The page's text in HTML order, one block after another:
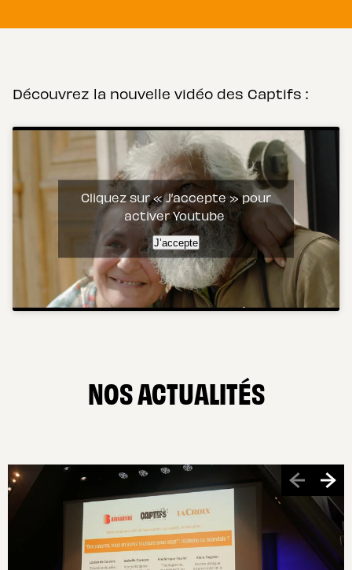
Découvrez la nouvelle vidéo des Captifs :
Cliquez sur « J’accepte » pour
activer Youtube
J’accepte
NOS ACTUALITÉS